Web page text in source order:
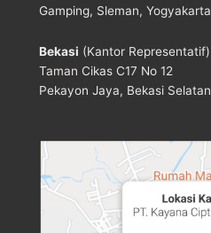
Gamping, Sleman, Yogyakarta
Bekasi (Kantor Representatif)
Taman Cikas C17 No 12
Pekayon Jaya, Bekasi Selatan